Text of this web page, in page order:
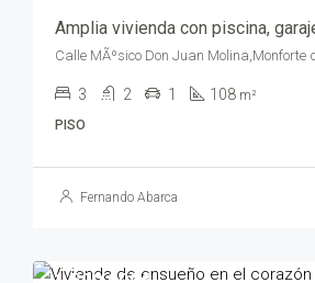
3 2 1 108 m²
PISO
Fernando Abarca